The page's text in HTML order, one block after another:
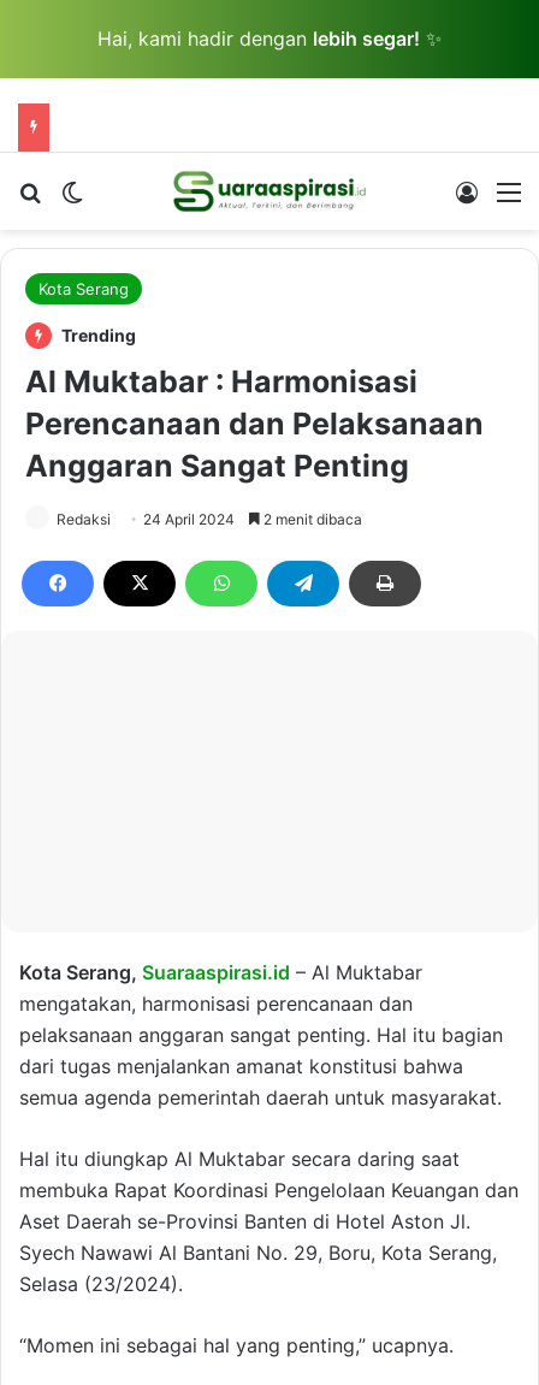
Hai, kami hadir dengan lebih segar! ✨
Cari berita...Switch skin Log In
Kota Serang
Trending
Al Muktabar : Harmonisasi
Perencanaan dan Pelaksanaan
Anggaran Sangat Penting
Redaksi 24 April 2024 2 menit dibaca
Kota Serang, Suaraaspirasi.id – Al Muktabar
mengatakan, harmonisasi perencanaan dan
pelaksanaan anggaran sangat penting. Hal itu bagian
dari tugas menjalankan amanat konstitusi bahwa
semua agenda pemerintah daerah untuk masyarakat.
Hal itu diungkap Al Muktabar secara daring saat
membuka Rapat Koordinasi Pengelolaan Keuangan dan
Aset Daerah se-Provinsi Banten di Hotel Aston Jl.
Syech Nawawi Al Bantani No. 29, Boru, Kota Serang,
Selasa (23/2024).
“Momen ini sebagai hal yang penting,” ucapnya.